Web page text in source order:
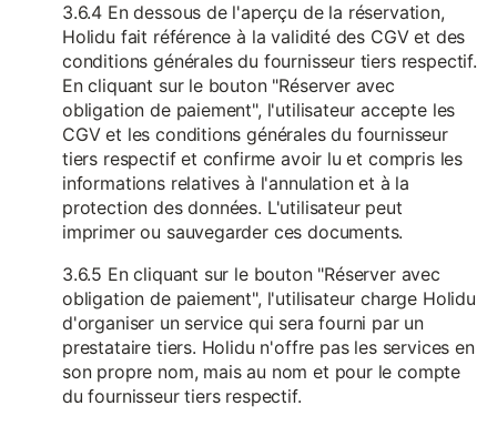
3.6.4 En dessous de l'aperçu de la réservation,
Holidu fait référence à la validité des CGV et des
conditions générales du fournisseur tiers respectif.
En cliquant sur le bouton "Réserver avec
obligation de paiement", l'utilisateur accepte les
CGV et les conditions générales du fournisseur
tiers respectif et confirme avoir lu et compris les
informations relatives à l'annulation et à la
protection des données. L'utilisateur peut
imprimer ou sauvegarder ces documents.
3.6.5 En cliquant sur le bouton "Réserver avec
obligation de paiement", l'utilisateur charge Holidu
d'organiser un service qui sera fourni par un
prestataire tiers. Holidu n'offre pas les services en
son propre nom, mais au nom et pour le compte
du fournisseur tiers respectif.